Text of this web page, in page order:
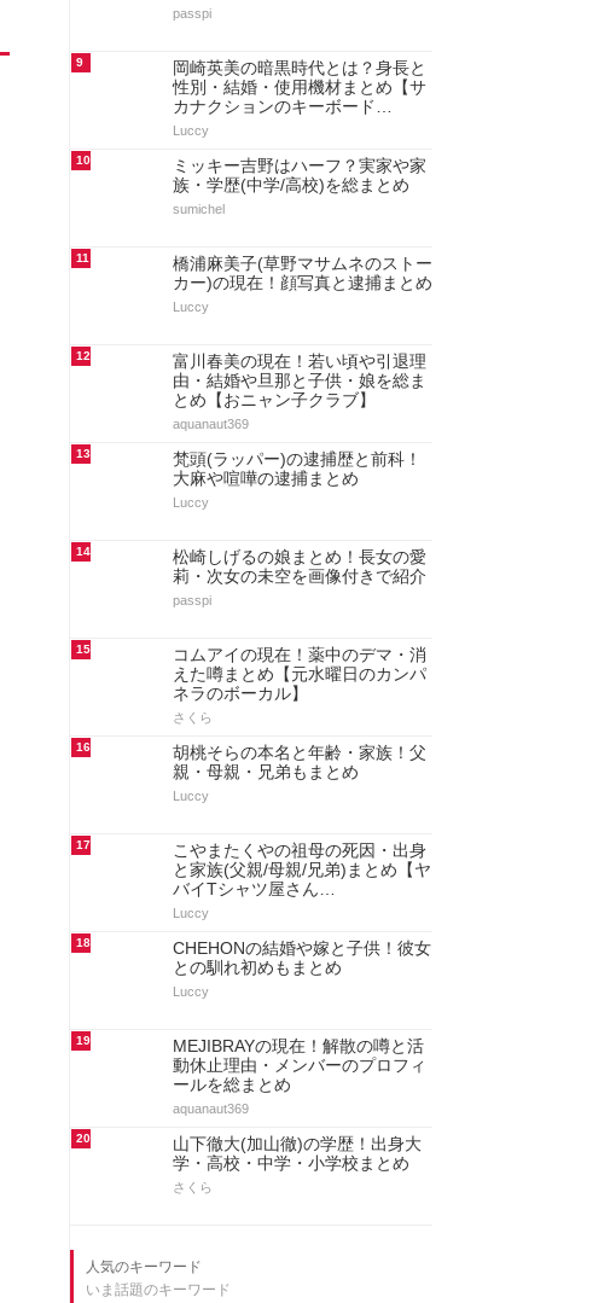
passpi
9
岡崎英美の暗黒時代とは？身長と
性別・結婚・使用機材まとめ【サ
カナクションのキーボード…
Luccy
10
ミッキー吉野はハーフ？実家や家
族・学歴(中学/高校)を総まとめ
sumichel
11
橋浦麻美子(草野マサムネのストー
カー)の現在！顔写真と逮捕まとめ
Luccy
12
富川春美の現在！若い頃や引退理
由・結婚や旦那と子供・娘を総ま
とめ【おニャン子クラブ】
aquanaut369
13
梵頭(ラッパー)の逮捕歴と前科！
大麻や喧嘩の逮捕まとめ
Luccy
14
松崎しげるの娘まとめ！長女の愛
莉・次女の未空を画像付きで紹介
passpi
15
コムアイの現在！薬中のデマ・消
えた噂まとめ【元水曜日のカンパ
ネラのボーカル】
さくら
16
胡桃そらの本名と年齢・家族！父
親・母親・兄弟もまとめ
Luccy
17
こやまたくやの祖母の死因・出身
と家族(父親/母親/兄弟)まとめ【ヤ
バイTシャツ屋さん…
Luccy
18
CHEHONの結婚や嫁と子供！彼女
との馴れ初めもまとめ
Luccy
19
MEJIBRAYの現在！解散の噂と活
動休止理由・メンバーのプロフィ
ールを総まとめ
aquanaut369
20
山下徹大(加山徹)の学歴！出身大
学・高校・中学・小学校まとめ
さくら
人気のキーワード
いま話題のキーワード